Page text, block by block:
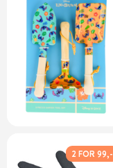
2 FOR 99,-